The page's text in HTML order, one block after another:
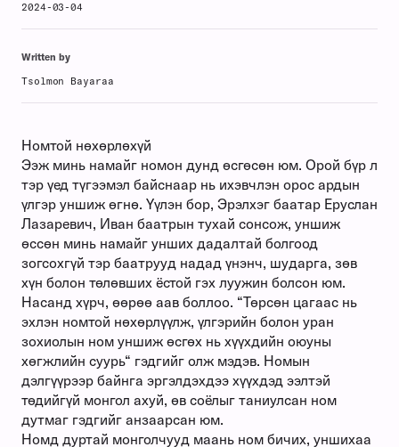
2024-03-04
Written by
Tsolmon Bayaraa
Номтой нөхөрлөхүй
Ээж минь намайг номон дунд өсгөсөн юм. Орой бүр л
тэр үед түгээмэл байснаар нь ихэвчлэн орос ардын
үлгэр уншиж өгнө. Үүлэн бор, Эрэлхэг баатар Еруслан
Лазаревич, Иван баатрын тухай сонсож, уншиж
өссөн минь намайг унших дадалтай болгоод
зогсохгүй тэр баатрууд надад үнэнч, шударга, зөв
хүн болон төлөвших ёстой гэх луужин болсон юм.
Насанд хүрч, өөрөө аав боллоо. “Төрсөн цагаас нь
эхлэн номтой нөхөрлүүлж, үлгэрийн болон уран
зохиолын ном уншиж өсгөх нь хүүхдийн оюуны
хөгжлийн суурь“ гэдгийг олж мэдэв. Номын
дэлгүүрээр байнга эргэлдэхдээ хүүхдэд ээлтэй
төдийгүй монгол ахуй, өв соёлыг таниулсан ном
дутмаг гэдгийг анзаарсан юм.
Номд дуртай монголчууд маань ном бичих, уншихаа